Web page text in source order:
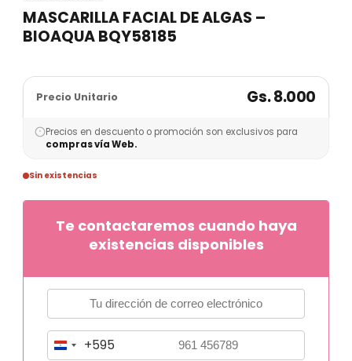
MASCARILLA FACIAL DE ALGAS –
BIOAQUA BQY58185
Precio Unitario Gs. 8.000
Precios en descuento o promoción son exclusivos para
compras vía Web.
Sin existencias
Te contactaremos cuando haya
existencias disponibles
P
+595